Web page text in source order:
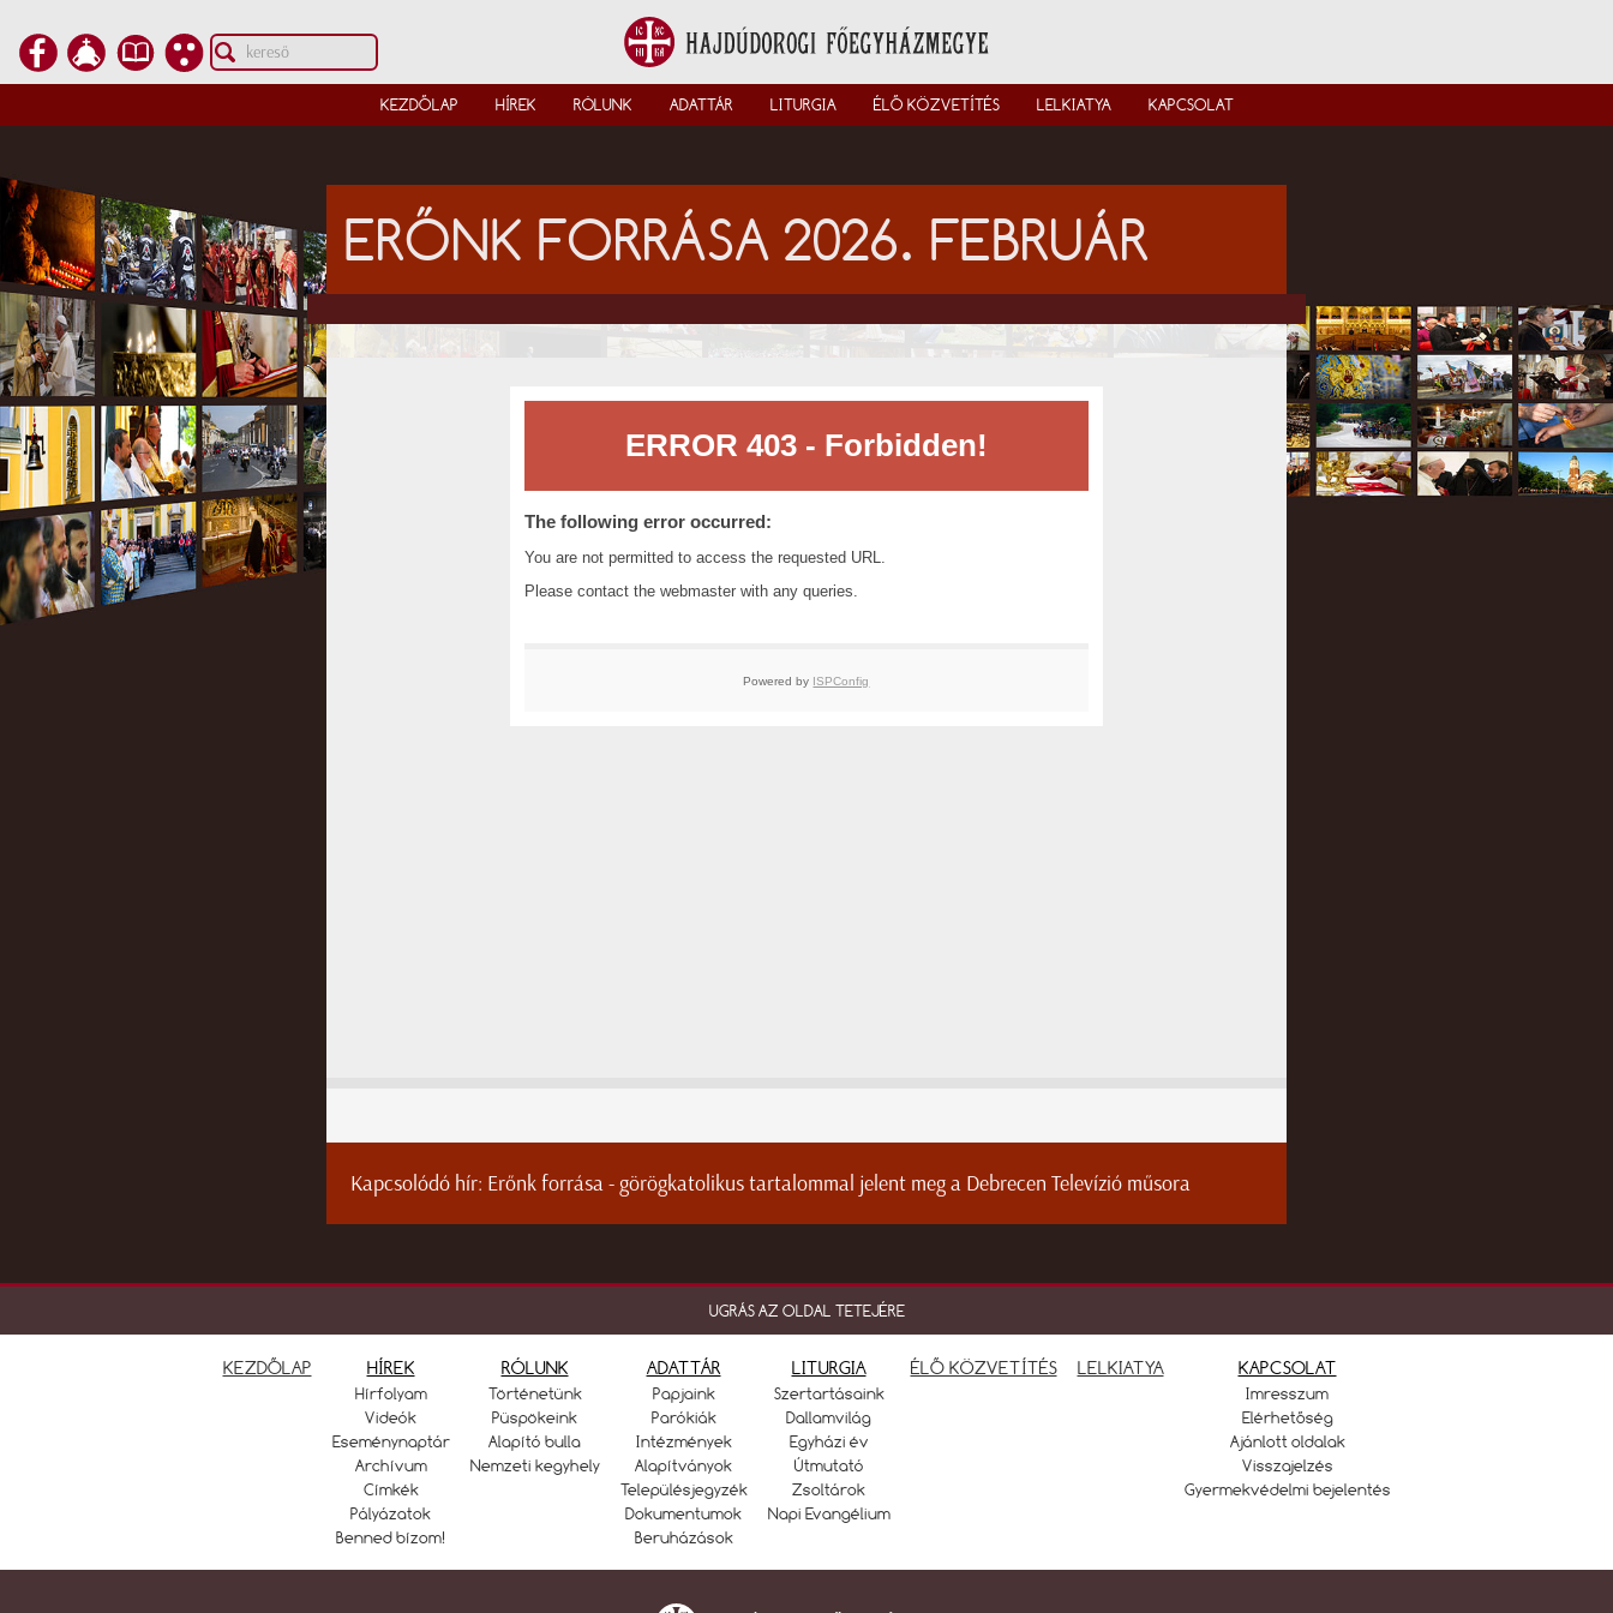
KEZDŐLAP HÍREK RÓLUNK ADATTÁR LITURGIA ÉLŐ KÖZVETÍTÉS LELKIATYA KAPCSOLAT
ERŐNK FORRÁSA 2026. FEBRUÁR
Kapcsolódó hír: Erőnk forrása - görögkatolikus tartalommal jelent meg a Debrecen Televízió műsora
UGRÁS AZ OLDAL TETEJÉRE
KEZDŐLAP HÍREK
Hírfolyam
Videók
Eseménynaptár
Archívum
Címkék
Pályázatok
Benned bízom!
RÓLUNK
Történetünk
Püspökeink
Alapító bulla
Nemzeti kegyhely
ADATTÁR
Papjaink
Parókiák
Intézmények
Alapítványok
Településjegyzék
Dokumentumok
Beruházások
LITURGIA
Szertartásaink
Dallamvilág
Egyházi év
Útmutató
Zsoltárok
Napi Evangélium
ÉLŐ KÖZVETÍTÉS LELKIATYA KAPCSOLAT
Imresszum
Elérhetőség
Ajánlott oldalak
Visszajelzés
Gyermekvédelmi bejelentés